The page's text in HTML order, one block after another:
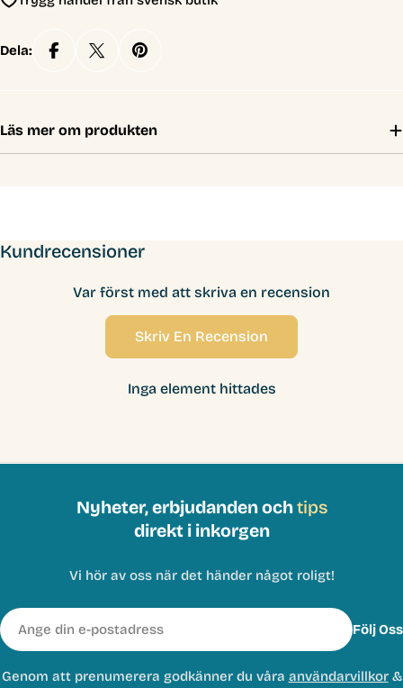
Dela:
Läs mer om produkten
Kundrecensioner
Var först med att skriva en recension
Skriv En Recension
Inga element hittades
Nyheter, erbjudanden ochtips
direkt i inkorgen
Vi hör av oss när det händer något roligt!
E-
post
Följ Oss
Genom att prenumerera godkänner du våra användarvillkor&